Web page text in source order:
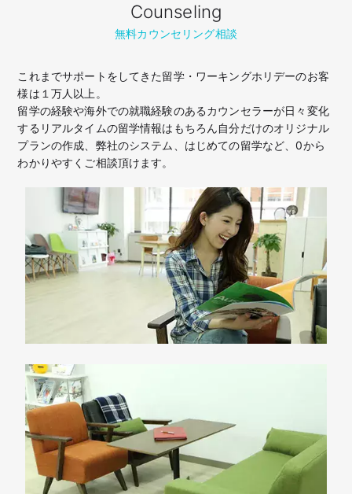
Counseling
無料カウンセリング相談
これまでサポートをしてきた留学・ワーキングホリデーのお客
様は１万人以上。
留学の経験や海外での就職経験のあるカウンセラーが日々変化
するリアルタイムの留学情報はもちろん自分だけのオリジナル
プランの作成、弊社のシステム、はじめての留学など、0から
わかりやすくご相談頂けます。